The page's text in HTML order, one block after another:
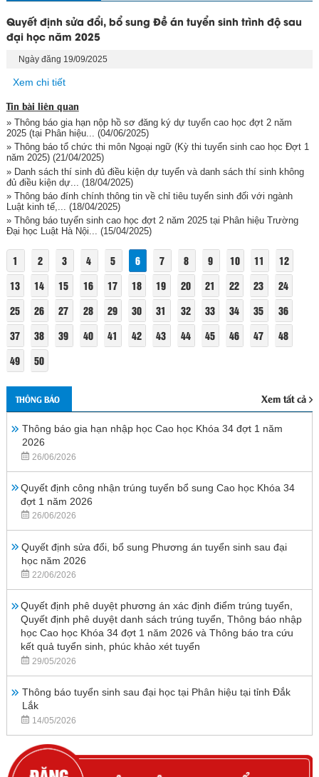
Quyết định sửa đổi, bổ sung Đề án tuyển sinh trình độ sau
đại học năm 2025
Ngày đăng 19/09/2025
Xem chi tiết
Tin bài liên quan
» Thông báo gia hạn nộp hồ sơ đăng ký dự tuyển cao học đợt 2 năm
2025 (tại Phân hiệu...
(04/06/2025)
» Thông báo tổ chức thi môn Ngoại ngữ (Kỳ thi tuyển sinh cao học Đợt 1
năm 2025)(21/04/2025)
» Danh sách thí sinh đủ điều kiện dự tuyển và danh sách thí sinh không
đủ điều kiện dự...
(18/04/2025)
» Thông báo đính chính thông tin về chỉ tiêu tuyển sinh đối với ngành
Luật kinh tế,... (18/04/2025)
» Thông báo tuyển sinh cao học đợt 2 năm 2025 tại Phân hiệu Trường
Đại học Luật Hà Nội... (15/04/2025)
1 2 3 4 5 6 7 8 9 10 11
12
13
14 15 16 17 18 19 20 21 22 23
24
25
26 27 28 29 30 31 32 33 34 35
36
37
38 39 40 41 42 43 44 45 46 47
48
49
50
THÔNG BÁO Xem tất cả
Thông báo gia hạn nhập học Cao học Khóa 34 đợt 1 năm
2026
26/06/2026
Quyết định công nhận trúng tuyển bổ sung Cao học Khóa 34
đợt 1 năm 2026
26/06/2026
Quyết định sửa đổi, bổ sung Phương án tuyển sinh sau đại
học năm 2026
22/06/2026
Quyết định phê duyệt phương án xác định điểm trúng tuyển,
Quyết định phê duyệt danh sách trúng tuyển, Thông báo nhập
học Cao học Khóa 34 đợt 1 năm 2026 và Thông báo tra cứu
kết quả tuyển sinh, phúc khảo xét tuyển
29/05/2026
Thông báo tuyển sinh sau đại học tại Phân hiệu tại tỉnh Đắk
Lắk
14/05/2026